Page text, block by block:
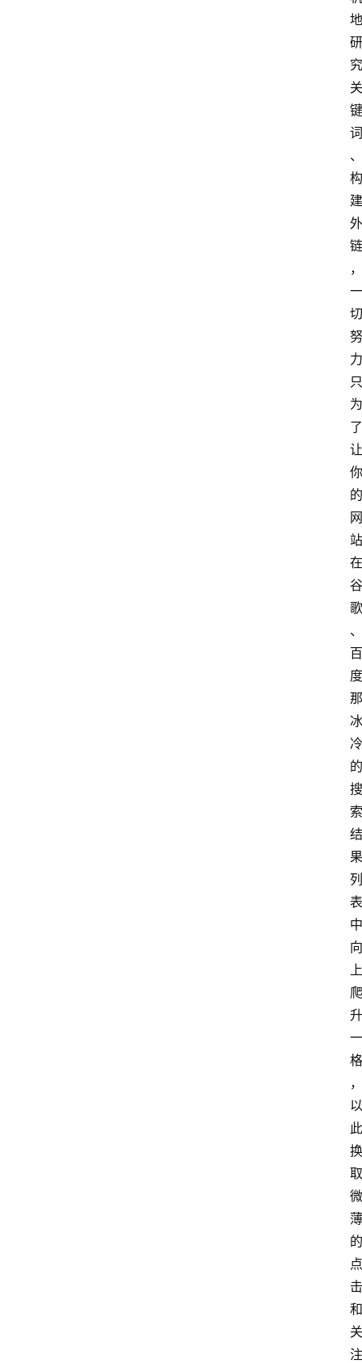
地
研
究
关
键
词
、
构
建
外
链
，
一
切
努
力
只
为
了
让
你
的
网
站
在
谷
歌
、
百
度
那
冰
冷
的
搜
索
结
果
列
表
中
向
上
爬
升
一
格
，
以
此
换
取
微
薄
的
点
击
和
关
注